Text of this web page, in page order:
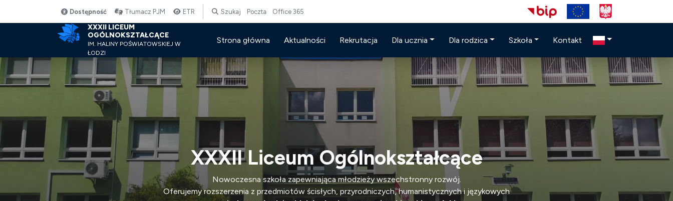
Dostępność Tłumacz PJM ETR Szukaj Poczta Office 365
XXXII LICEUM
OGÓLNOKSZTAŁCĄCE
IM. HALINY POŚWIATOWSKIEJ W
ŁODZI
Strona główna Aktualności Rekrutacja Dla ucznia Dla rodzica Szkoła Kontakt
XXXII Liceum Ogólnokształcące
Nowoczesna szkoła zapewniająca młodzieży wszechstronny rozwój.
Oferujemy rozszerzenia z przedmiotów ścisłych, przyrodniczych, humanistycznych i językowych